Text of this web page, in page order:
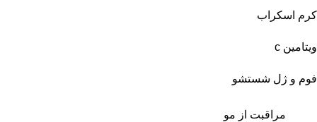
کرم اسکراب
ویتامین c
فوم و ژل شستشو
مراقبت از مو